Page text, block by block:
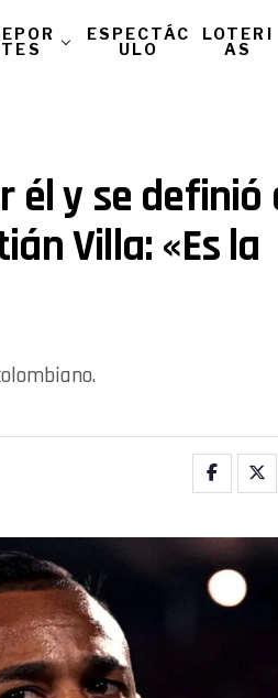
TES
ESPECTÁC
ULO
LOTERI
AS
él y se definió
Villa: «Es la